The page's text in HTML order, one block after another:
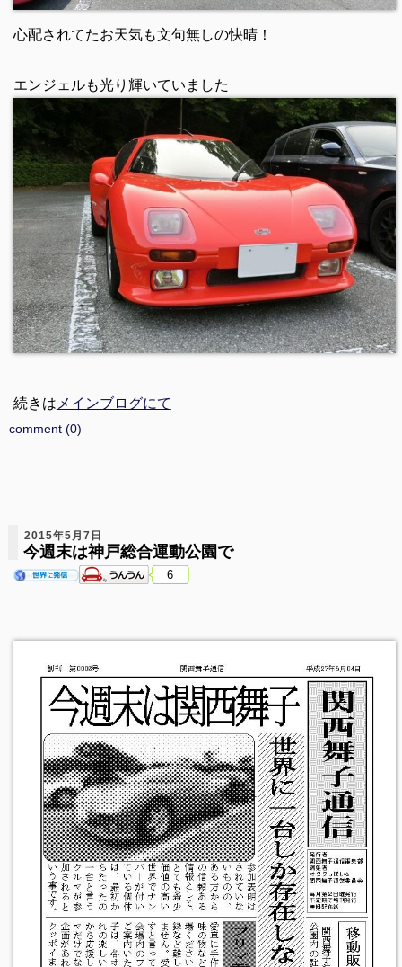
心配されてたお天気も文句無しの快晴！
エンジェルも光り輝いていました
続きは メインブログにて
comment (0)
2015年5月7日
今週末は神戸総合運動公園で
6